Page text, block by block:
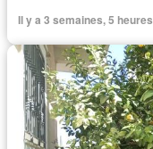
Il y a 3 semaines, 5 heures